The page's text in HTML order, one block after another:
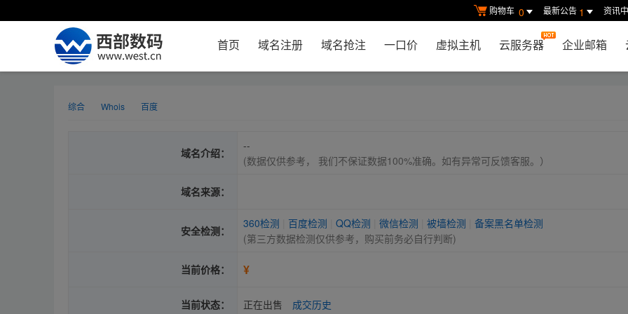
购物车 0 最新公告 1 资讯
首页 域名注册 域名抢注 一口价 虚拟主机 云服务器 企业邮箱
综合 Whois 百度
域名介绍：
--
(数据仅供参考， 我们不保证数据100%准确。如有异常可反馈客服。）
域名来源：
安全检测：
360检测 百度检测 QQ检测 微信检测 被墙检测
备案黑名单检测
(第三方数据检测仅供参考，购买前务必自行判断)
当前价格： ¥
当前状态： 正在出售 成交历史